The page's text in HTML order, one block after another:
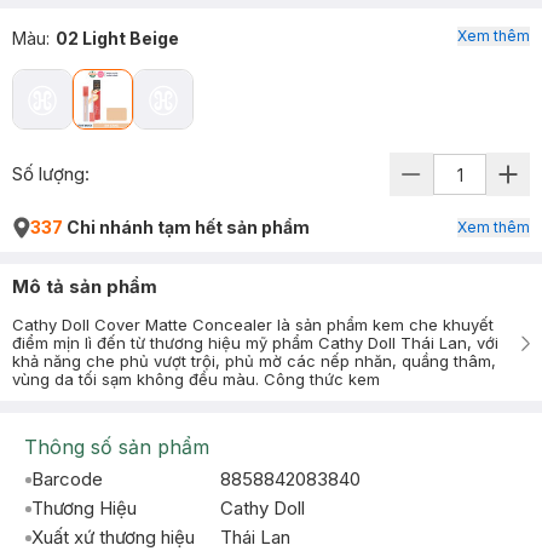
Màu: 02 Light Beige Xem thêm
Số lượng:
337 Chi nhánh tạm hết sản phẩm Xem thêm
Mô tả sản phẩm
Cathy Doll Cover Matte Concealer là sản phẩm kem che khuyết
điểm mịn lì đến từ thương hiệu mỹ phẩm Cathy Doll Thái Lan, với
khả năng che phủ vượt trội, phủ mờ các nếp nhăn, quầng thâm,
vùng da tối sạm không đều màu. Công thức kem
Thông số sản phẩm
Barcode
8858842083840
Thương Hiệu
Cathy Doll
Xuất xứ thương hiệu
Thái Lan